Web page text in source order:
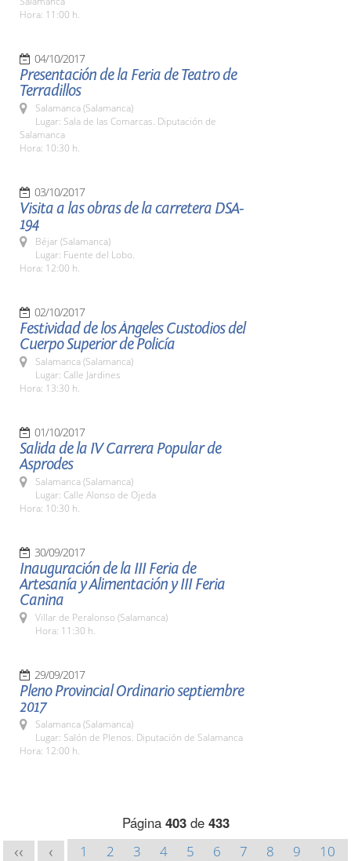
Hora: 11:00 h.
04/10/2017
Presentación de la Feria de Teatro de
Terradillos
Salamanca (Salamanca)
Lugar: Sala de las Comarcas. Diputación de
Salamanca
Hora: 10:30 h.
03/10/2017
Visita a las obras de la carretera DSA-
194
Béjar (Salamanca)
Lugar: Fuente del Lobo.
Hora: 12:00 h.
02/10/2017
Festividad de los Ángeles Custodios del
Cuerpo Superior de Policía
Salamanca (Salamanca)
Lugar: Calle Jardines
Hora: 13:30 h.
01/10/2017
Salida de la IV Carrera Popular de
Asprodes
Salamanca (Salamanca)
Lugar: Calle Alonso de Ojeda
Hora: 10:30 h.
30/09/2017
Inauguración de la III Feria de
Artesanía y Alimentación y III Feria
Canina
Villar de Peralonso (Salamanca)
Hora: 11:30 h.
29/09/2017
Pleno Provincial Ordinario septiembre
2017
Salamanca (Salamanca)
Lugar: Salón de Plenos. Diputación de Salamanca
Hora: 12:00 h.
Página 403de 433
<< < 1 2 3 4 5 6 7 8 9
10